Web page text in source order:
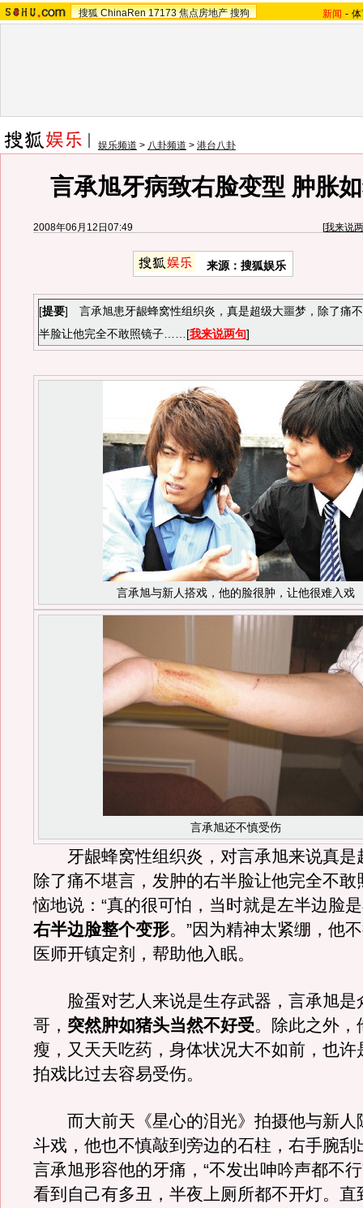
搜狐 ChinaRen 17173 焦点房地产 搜狗 新闻 -
娱乐频道 > 八卦频道 > 港台八卦
言承旭牙病致右脸变型 肿胀
2008年06月12日07:49 [我来说
来源：搜狐娱乐
[提要] 言承旭患牙龈蜂窝性组织炎，真是超级大噩梦，除了痛
半脸让他完全不敢照镜子……[我来说两句]
言承旭与新人搭戏，他的脸很肿，让他很难入戏
言承旭还不慎受伤
牙龈蜂窝性组织炎，对言承旭来说真是
除了痛不堪言，发肿的右半脸让他完全不敢
恼地说：“真的很可怕，当时就是左半边脸
右半边脸整个变形。”因为精神太紧绷，他
医师开镇定剂，帮助他入眠。
脸蛋对艺人来说是生存武器，言承旭是
哥， 突然肿如猪头当然不好受。除此之外，
瘦，又天天吃药，身体状况大不如前，也许
拍戏比过去容易受伤。
而大前天《星心的泪光》拍摄他与新人
斗戏，他也不慎敲到旁边的石柱，右手腕刮
言承旭形容他的牙痛，“不发出呻吟声都不
看到自己有多丑，半夜上厕所都不开灯。直